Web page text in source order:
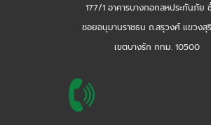
177/1 อาคารบางกอกสหประกันภัย
ซอยอนุมานราชธน ถ.สรุวงศ์ แขวงสุ
เขตบางรัก กทม. 10500